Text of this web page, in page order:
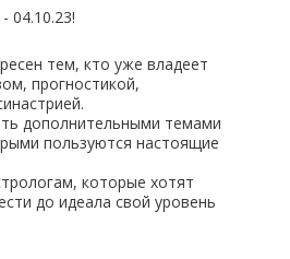
04.10.23!
тем, кто уже владеет
прогностикой,
дополнительными темами
пользуются настоящие
которые хотят
до идеала свой уровень